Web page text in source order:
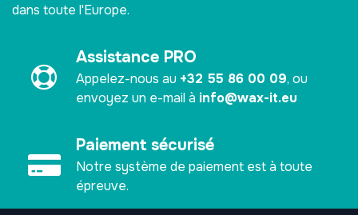
dans toute l'Europe.
Assistance PRO
Appelez-nous au +32 55 86 00 09, ou
envoyez un e-mail à info@wax-it.eu
Paiement sécurisé ​
Notre système de paiement est à toute
épreuve.